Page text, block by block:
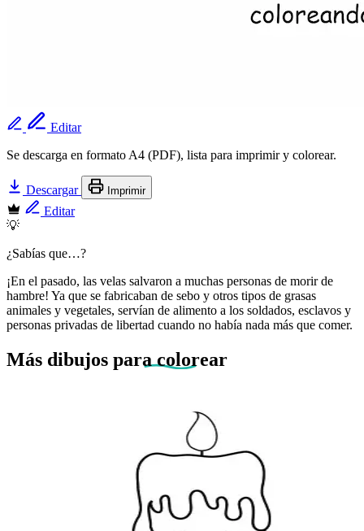
Editar
Se descarga en formato A4 (PDF), lista para imprimir y colorear.
Descargar Imprimir
Editar
💡
¿Sabías que…?
¡En el pasado, las velas salvaron a muchas personas de morir de
hambre! Ya que se fabricaban de sebo y otros tipos de grasas
animales y vegetales, servían de alimento a los soldados, esclavos y
personas privadas de libertad cuando no había nada más que comer.
Más dibujos para colorear